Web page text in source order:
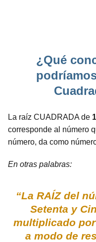
¿Qué
La raíz CUADRADA de
corresponde al número
número, da como
En otras palabras:
“La RAÍZ del
Setenta y
multiplicado
a modo de